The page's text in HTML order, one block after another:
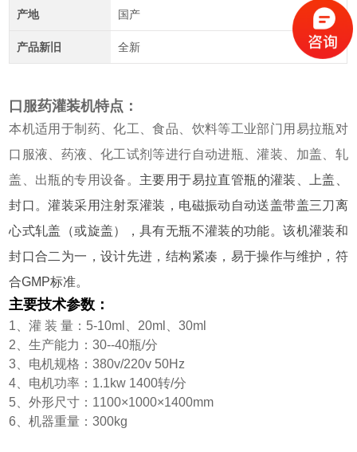
产地 国产
产品新旧 全新
口服药灌装机特点：
本机适用于制药、化工、食品、饮料等工业部门用易拉瓶对
口服液、药液、化工试剂等进行自动进瓶、灌装、加盖、轧
盖、出瓶的专用设备。 主要用于易拉直管瓶的灌装、上盖、
封口。灌装采用注射泵灌装，电磁振动自动送盖带盖三刀离
心式轧盖（或旋盖），具有无瓶不灌装的功能。该机灌装和
封口合二为一，设计先进，结构紧凑，易于操作与维护，符
合GMP标准。
主要技术参数：
1、灌 装 量：5-10ml、20ml、30ml
2、生产能力：30--40瓶/分
3、电机规格：380v/220v 50Hz
4、电机功率：1.1kw 1400转/分
5 、外形尺寸： 1100×1000×1400mm
6、机器重量：300kg